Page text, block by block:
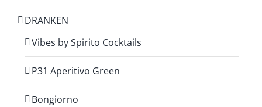
DRANKEN
Vibes by Spirito Cocktails
P31 Aperitivo Green
Bongiorno